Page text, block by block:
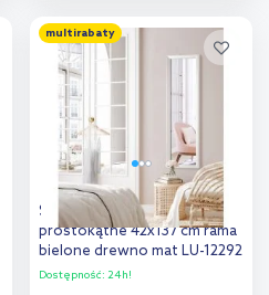
Dodaj do
porównania
multirabaty
Styler Paris lustro
prostokątne 42x137 cm rama
bielone drewno mat LU-12292
Dostępność: 24h!